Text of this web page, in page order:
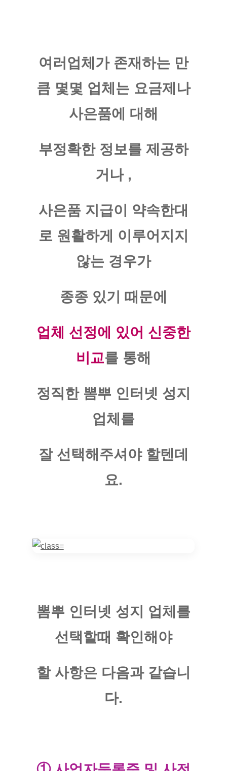
​여러업체가 존재하는 만
큼 몇몇 업체는 요금제나
사은품에 대해
부정확한 정보를 제공하
거나 ,
사은품 지급이 약속한대
로 원활하게 이루어지지
않는 경우가
종종 있기 때문에
업체 선정에 있어 신중한
비교를 통해
정직한 뽐뿌 인터넷 성지
업체를
잘 선택해주셔야 할텐데
요.
뽐뿌 인터넷 성지 업체를
선택할때 확인해야
할 사항은 다음과 같습니
다.